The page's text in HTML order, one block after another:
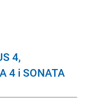
4,
4 i SONATA